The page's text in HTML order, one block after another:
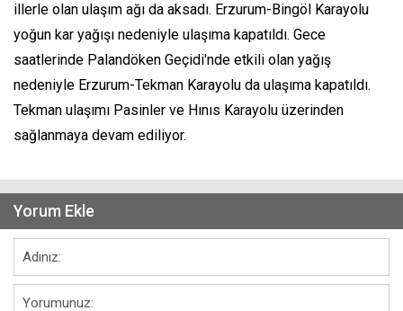
illerle olan ulaşım ağı da aksadı. Erzurum-Bingöl Karayolu
yoğun kar yağışı nedeniyle ulaşıma kapatıldı. Gece
saatlerinde Palandöken Geçidi'nde etkili olan yağış
nedeniyle Erzurum-Tekman Karayolu da ulaşıma kapatıldı.
Tekman ulaşımı Pasinler ve Hınıs Karayolu üzerinden
sağlanmaya devam ediliyor.
Yorum Ekle